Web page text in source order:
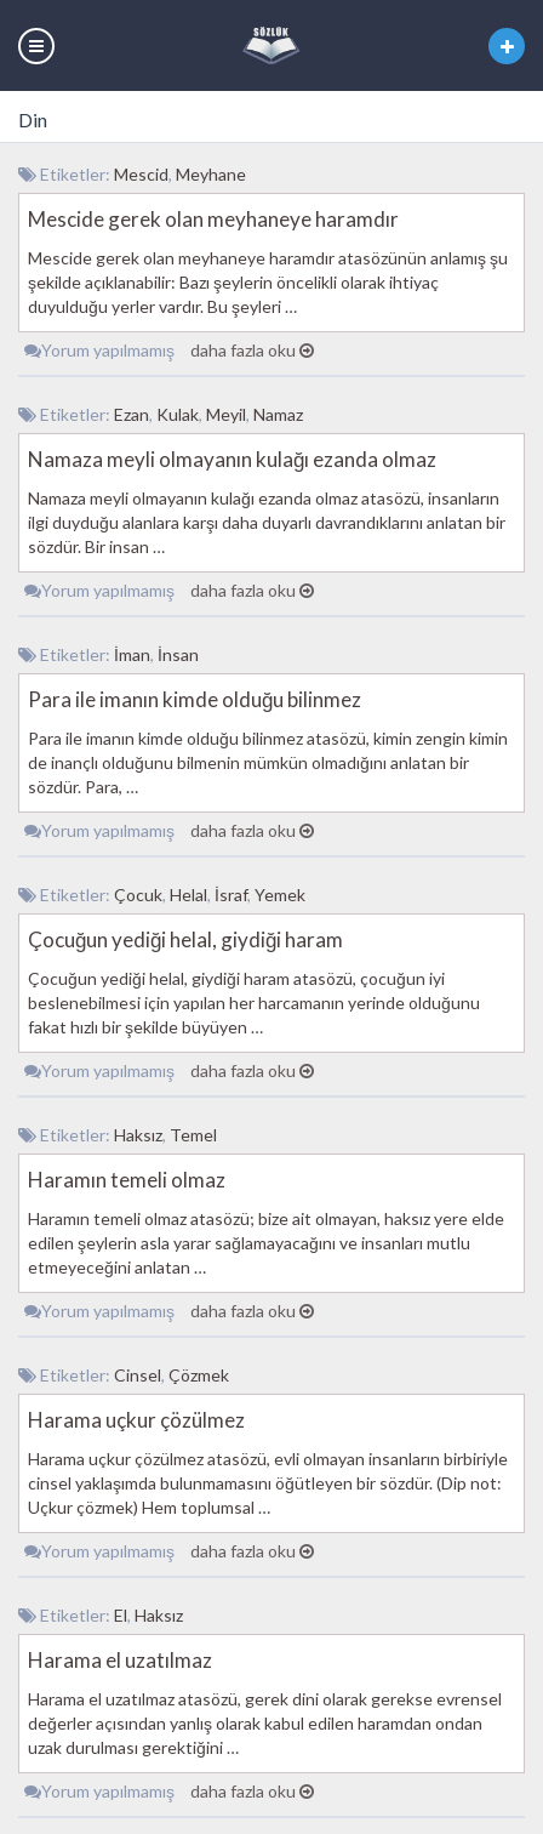
Din
Etiketler: Mescid, Meyhane
Mescide gerek olan meyhaneye haramdır
Mescide gerek olan meyhaneye haramdır atasözünün anlamış şu
şekilde açıklanabilir: Bazı şeylerin öncelikli olarak ihtiyaç
duyulduğu yerler vardır. Bu şeyleri …
Yorum yapılmamış daha fazla oku
Etiketler: Ezan, Kulak, Meyil, Namaz
Namaza meyli olmayanın kulağı ezanda olmaz
Namaza meyli olmayanın kulağı ezanda olmaz atasözü, insanların
ilgi duyduğu alanlara karşı daha duyarlı davrandıklarını anlatan bir
sözdür. Bir insan …
Yorum yapılmamış daha fazla oku
Etiketler: İman, İnsan
Para ile imanın kimde olduğu bilinmez
Para ile imanın kimde olduğu bilinmez atasözü, kimin zengin kimin
de inançlı olduğunu bilmenin mümkün olmadığını anlatan bir
sözdür. Para, …
Yorum yapılmamış daha fazla oku
Etiketler: Çocuk, Helal, İsraf, Yemek
Çocuğun yediği helal, giydiği haram
Çocuğun yediği helal, giydiği haram atasözü, çocuğun iyi
beslenebilmesi için yapılan her harcamanın yerinde olduğunu
fakat hızlı bir şekilde büyüyen …
Yorum yapılmamış daha fazla oku
Etiketler: Haksız, Temel
Haramın temeli olmaz
Haramın temeli olmaz atasözü; bize ait olmayan, haksız yere elde
edilen şeylerin asla yarar sağlamayacağını ve insanları mutlu
etmeyeceğini anlatan …
Yorum yapılmamış daha fazla oku
Etiketler: Cinsel, Çözmek
Harama uçkur çözülmez
Harama uçkur çözülmez atasözü, evli olmayan insanların birbiriyle
cinsel yaklaşımda bulunmamasını öğütleyen bir sözdür. (Dip not:
Uçkur çözmek) Hem toplumsal …
Yorum yapılmamış daha fazla oku
Etiketler: El, Haksız
Harama el uzatılmaz
Harama el uzatılmaz atasözü, gerek dini olarak gerekse evrensel
değerler açısından yanlış olarak kabul edilen haramdan ondan
uzak durulması gerektiğini …
Yorum yapılmamış daha fazla oku